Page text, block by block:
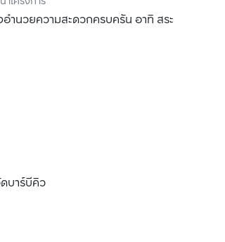
ำนวยความสะดวกครบครัน อาทิ สระ
บาร์บีคิว